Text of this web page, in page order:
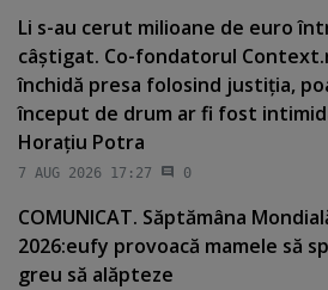
Li s-au cerut milioane de euro
câştigat. Co-fondatorul
închidă presa folosind justiţia,
început de drum ar fi fost
Horaţiu Potra
7 AUG 2026 17:27 0
COMUNICAT. Săptămâna
2026:eufy provoacă mamele să
greu să alăpteze